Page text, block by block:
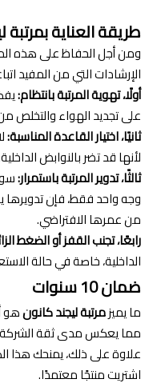
طريقة العناية بمرتبة
ومن أجل الحفاظ على هذه
الإرشادات التي من المفيد
أولًا، تهوية المرتبة بانتظام:
على تجديد الهواء والتخلص
ثانيًا، اختيار القاعدة المناسبة:
لأنها قد تضر بالنوابض
ثالثًا، تدوير المرتبة باستمرار:
وجه واحد فقط، فإن
من عمرها الافتراضي.
رابعًا، تجنب القفز أو الضغط
الداخلية، خاصة في حالة
ضمان 10 سنوات
ما يميزمرتبة ليجند كانونهو
مما يعكس مدى ثقة
علاوة على ذلك، يمنحك هذا
اشتريت منتجًا معتمدًا.